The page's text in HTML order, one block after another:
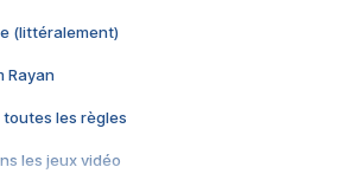
(littéralement)
Rayan
toutes les règles
les jeux vidéo